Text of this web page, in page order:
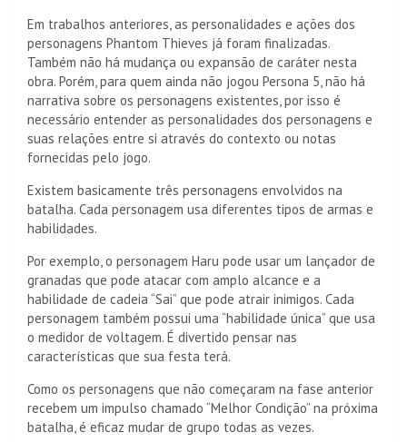
Em trabalhos anteriores, as personalidades e ações dos
personagens Phantom Thieves já foram finalizadas.
Também não há mudança ou expansão de caráter nesta
obra. Porém, para quem ainda não jogou Persona 5, não há
narrativa sobre os personagens existentes, por isso é
necessário entender as personalidades dos personagens e
suas relações entre si através do contexto ou notas
fornecidas pelo jogo.
Existem basicamente três personagens envolvidos na
batalha. Cada personagem usa diferentes tipos de armas e
habilidades.
Por exemplo, o personagem Haru pode usar um lançador de
granadas que pode atacar com amplo alcance e a
habilidade de cadeia “Sai” que pode atrair inimigos. Cada
personagem também possui uma “habilidade única” que usa
o medidor de voltagem. É divertido pensar nas
características que sua festa terá.
Como os personagens que não começaram na fase anterior
recebem um impulso chamado “Melhor Condição” na próxima
batalha, é eficaz mudar de grupo todas as vezes.